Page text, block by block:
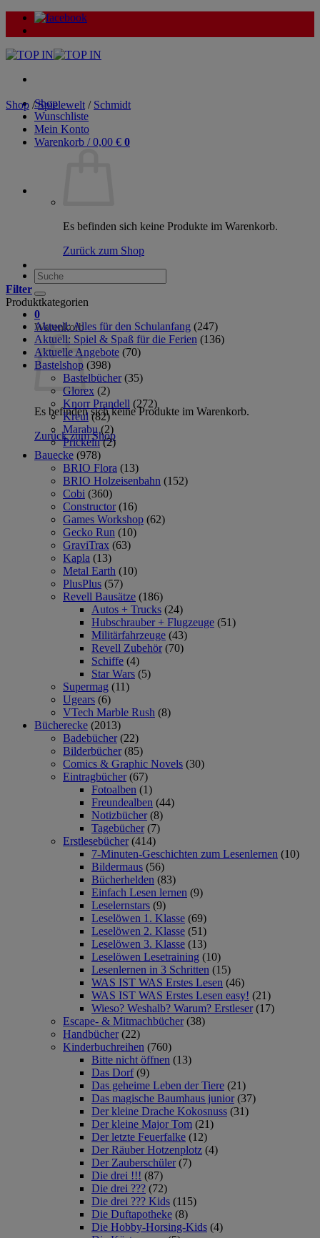
Zum
Inhalt
Shop
Wunschliste
Mein Konto
Warenkorb /0,00 € 0
Es befinden sich keine Produkte im Warenkorb.
Zurück zum Shop
Suche
nach:
0
Warenkorb
Es befinden sich keine Produkte im Warenkorb.
Zurück zum Shop
Shop / Spielewelt / Schmidt
Filter
Produktkategorien
Aktuell: Alles für den Schulanfang (247)
Aktuell: Spiel & Spaß für die Ferien (136)
Aktuelle Angebote (70)
Bastelshop (398)
Bastelbücher (35)
Glorex (2)
Knorr Prandell (272)
Kreul (82)
Marabu (2)
Prickeln (2)
Bauecke (978)
BRIO Flora (13)
BRIO Holzeisenbahn (152)
Cobi (360)
Constructor (16)
Games Workshop (62)
Gecko Run (10)
GraviTrax (63)
Kapla (13)
Metal Earth (10)
PlusPlus (57)
Revell Bausätze (186)
Autos + Trucks (24)
Hubschrauber + Flugzeuge (51)
Militärfahrzeuge (43)
Revell Zubehör (70)
Schiffe (4)
Star Wars (5)
Supermag (11)
Ugears (6)
VTech Marble Rush (8)
Bücherecke (2013)
Badebücher (22)
Bilderbücher (85)
Comics & Graphic Novels (30)
Eintragbücher (67)
Fotoalben (1)
Freundealben (44)
Notizbücher (8)
Tagebücher (7)
Erstlesebücher (414)
7-Minuten-Geschichten zum Lesenlernen (10)
Bildermaus (56)
Bücherhelden (83)
Einfach Lesen lernen (9)
Leselernstars (9)
Leselöwen 1. Klasse (69)
Leselöwen 2. Klasse (51)
Leselöwen 3. Klasse (13)
Leselöwen Lesetraining (10)
Lesenlernen in 3 Schritten (15)
WAS IST WAS Erstes Lesen (46)
WAS IST WAS Erstes Lesen easy! (21)
Wieso? Weshalb? Warum? Erstleser (17)
Escape- & Mitmachbücher (38)
Handbücher (22)
Kinderbuchreihen (760)
Bitte nicht öffnen (13)
Das Dorf (9)
Das geheime Leben der Tiere (21)
Das magische Baumhaus junior (37)
Der kleine Drache Kokosnuss (31)
Der kleine Major Tom (21)
Der letzte Feuerfalke (12)
Der Räuber Hotzenplotz (4)
Der Zauberschüler (7)
Die drei !!! (87)
Die drei ??? (72)
Die drei ??? Kids (115)
Die Duftapotheke (8)
Die Hobby-Horsing-Kids (4)